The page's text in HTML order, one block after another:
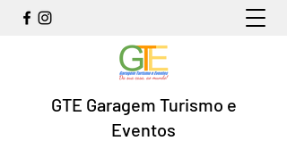
GTE Garagem Turismo e
Eventos